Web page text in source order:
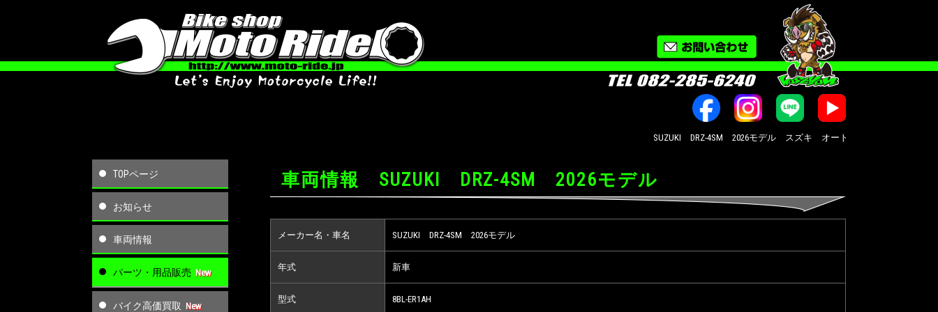
SUZUKI DRZ-4SM 2026モデル スズキ オートバイ修理・カスタム・新
TOPページ
お知らせ
車両情報
パーツ・用品販売
バイク高価買取
車両情報 SUZUKI DRZ-4SM 2026モデル
メーカー名・車名 SUZUKI DRZ-4SM 2026モデル
年式 新車
型式 8BL-ER1AH